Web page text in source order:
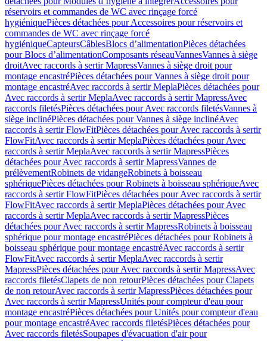
réservoirs et commandes de WC avec rinçage forcé
hygiéniquePièces détachées pour Accessoires pour réservoirs et
commandes de WC avec rinçage forcé
hygiéniqueCapteursCâblesBlocs d’alimentationPièces détachées
pour Blocs d’alimentationComposants réseauVannesVannes à siège
droitAvec raccords à sertir MapressVannes à siège droit pour
montage encastréPièces détachées pour Vannes à siège droit pour
montage encastréAvec raccords à sertir MeplaPièces détachées pour
Avec raccords à sertir MeplaAvec raccords à sertir MapressAvec
raccords filetésPièces détachées pour Avec raccords filetésVannes à
siège inclinéPièces détachées pour Vannes à siège inclinéAvec
raccords à sertir FlowFitPièces détachées pour Avec raccords à sertir
FlowFitAvec raccords à sertir MeplaPièces détachées pour Avec
raccords à sertir MeplaAvec raccords à sertir MapressPièces
détachées pour Avec raccords à sertir MapressVannes de
prélèvementRobinets de vidangeRobinets à boisseau
sphériquePièces détachées pour Robinets à boisseau sphériqueAvec
raccords à sertir FlowFitPièces détachées pour Avec raccords à sertir
FlowFitAvec raccords à sertir MeplaPièces détachées pour Avec
raccords à sertir MeplaAvec raccords à sertir MapressPièces
détachées pour Avec raccords à sertir MapressRobinets à boisseau
sphérique pour montage encastréPièces détachées pour Robinets à
boisseau sphérique pour montage encastréAvec raccords à sertir
FlowFitAvec raccords à sertir MeplaAvec raccords à sertir
MapressPièces détachées pour Avec raccords à sertir MapressAvec
raccords filetésClapets de non retourPièces détachées pour Clapets
de non retourAvec raccords à sertir MapressPièces détachées pour
Avec raccords à sertir MapressUnités pour compteur d'eau pour
montage encastréPièces détachées pour Unités pour compteur d'eau
pour montage encastréAvec raccords filetésPièces détachées pour
Avec raccords filetésSoupapes d'évacuation d'air pour